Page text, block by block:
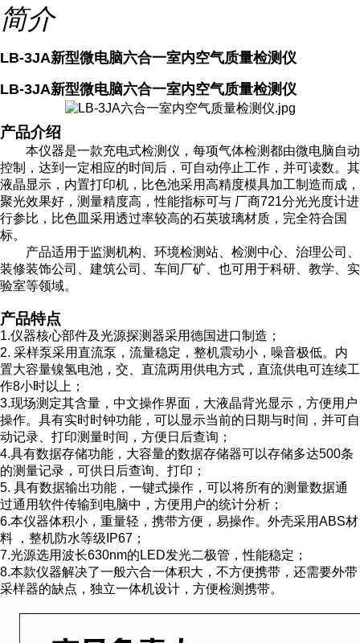
简介
LB-3JA新型微电脑六合一室内空气质量检测仪
LB-3JA新型微电脑六合一室内空气质量检测仪
产品介绍
本仪器是一款充电式检测仪，每项气体检测都由微电脑自动
控制，达到一定相应的时间后，可自动停止工作，并可读数。其
液晶显示，内置打印机，比色池采用高精度模具加工制造而成，
聚光效果好，测量精度高，性能指标可与 厂商721分光光度计进
行参比，比色皿采用透过率较高的石英玻璃材质，完全符合国
标。
产品适用于监测机构、环境检测站、检测中心、治理公司、
装修装饰公司、建筑公司、车间厂矿、也可用于科研、教学、实
验室等领域。
产品特点
1.仪器核心部件及光源探测器采用德国进口制造；
2. 采样泵采用直流泵，流量稳定，整机震动小，噪音极低。内
置大容量镍氢电池，交、直流两用供电方式，直流供电可连续工
作8小时以上；
3.现场测定其含量，中文操作界面，大液晶背光显示，方便用户
操作。具有实时时钟功能，可以显示当前的日期与时间，并可自
动记录、打印测量时间，方便日后查询；
4.具有数据存储功能，大容量的数据存储器可以存储多达500条
的测量记录，可供日后查询、打印；
5. 具有数据输出功能，一键式操作，可以将所有的测量数据通
过通用软件传输到电脑中，方便用户的统计分析；
6.本仪器体积小，重量轻，携带方便，易操作。外壳采用ABS材
料 ，整机防水等级 IP67 ；
7.光源选用波长630nm的 LED发光二极管，性能稳定；
8.本款仪器解决了一般六合一体积大，不方便携带，还需要外带
采样器的缺点，独立一体机设计，方便检测携带。